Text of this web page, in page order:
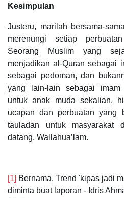
Kesimpulan
Justeru, marilah bersama-
merenungi setiap
Seorang Muslim yang
menjadikan al-Quran sebagai
sebagai pedoman, dan
yang lain-lain sebagai imam
untuk anak muda sekalian,
ucapan dan perbuatan yang
tauladan untuk masyarakat
datang. Wallahua’lam.
[1] Bernama, Trend 'kipas jadi
diminta buat laporan - Idris